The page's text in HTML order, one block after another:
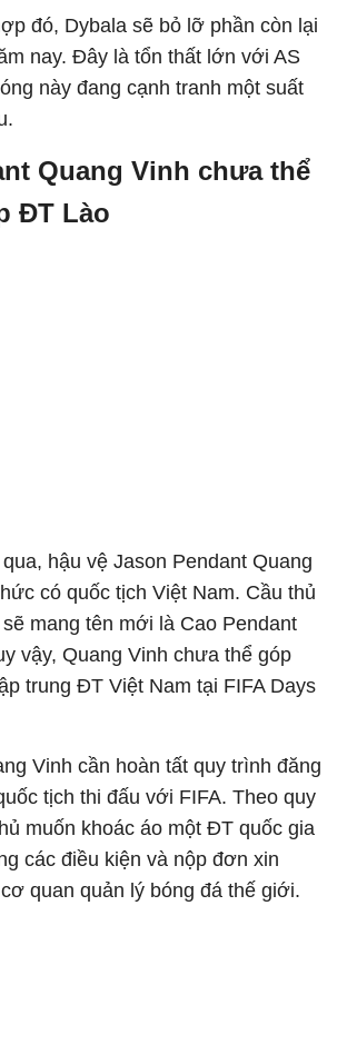
đó, Dybala sẽ bỏ lỡ phần còn lại
nay. Đây là tổn thất lớn với AS
này đang cạnh tranh một suất
Quang Vinh chưa thể
ĐT Lào
hậu vệ Jason Pendant Quang
có quốc tịch Việt Nam. Cầu thủ
mang tên mới là Cao Pendant
vậy, Quang Vinh chưa thể góp
trung ĐT Việt Nam tại FIFA Days
Vinh cần hoàn tất quy trình đăng
tịch thi đấu với FIFA. Theo quy
muốn khoác áo một ĐT quốc gia
các điều kiện và nộp đơn xin
quan quản lý bóng đá thế giới.